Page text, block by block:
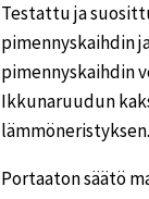
Testattu ja
pimennyskaihdin
pimennyskaihdin
Ikkunaruudun
lämmöneristyksen.
Portaaton säätö